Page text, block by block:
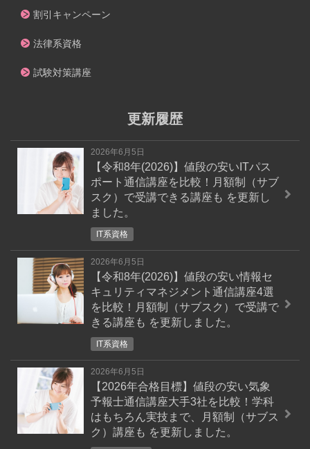
割引キャンペーン
法律系資格
試験対策講座
更新履歴
2026年6月5日
【令和8年(2026)】値段の安いITパス
ポート通信講座を比較！月額制（サブ
スク）で受講できる講座も を更新し
ました。
IT系資格
2026年6月5日
【令和8年(2026)】値段の安い情報セ
キュリティマネジメント通信講座4選
を比較！月額制（サブスク）で受講で
きる講座も を更新しました。
IT系資格
2026年6月5日
【2026年合格目標】値段の安い気象
予報士通信講座大手3社を比較！学科
はもちろん実技まで、月額制（サブス
ク）講座も を更新しました。